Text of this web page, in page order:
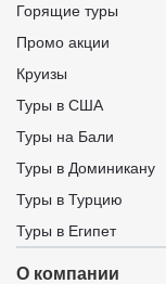
Горящие туры
Промо акции
Круизы
Туры в США
Туры на Бали
Туры в Доминикану
Туры в Турцию
Туры в Египет
О компании